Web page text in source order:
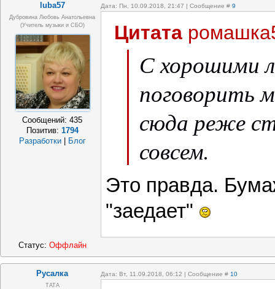
luba57 Дата: Пн, 10.09.2018, 21:47 | Сообщение # 9
Дубровина Любовь Анатольевна
(учитель музыки и СБО)
Сообщений:435
Позитив: 1794
Разработки
Блог
Цитата
С хорошими
поговорить
сюда реже
совсем.
Это правда.
"заедает"
Статус: Оффлайн
Русалка Дата: Вт, 11.09.2018, 06:12 | Сообщение # 10
ТАТА